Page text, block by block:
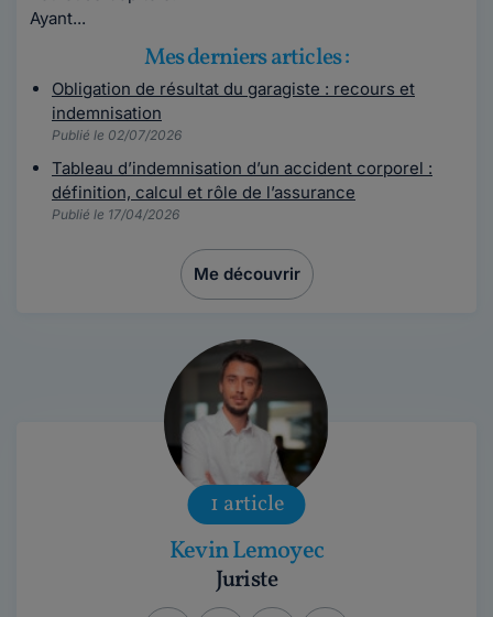
Ayant...
Mes derniers articles :
Obligation de résultat du garagiste : recours et
indemnisation
Publié le 02/07/2026
Tableau d’indemnisation d’un accident corporel :
définition, calcul et rôle de l’assurance
Publié le 17/04/2026
Me découvrir
1 article
Kevin Lemoyec
Juriste